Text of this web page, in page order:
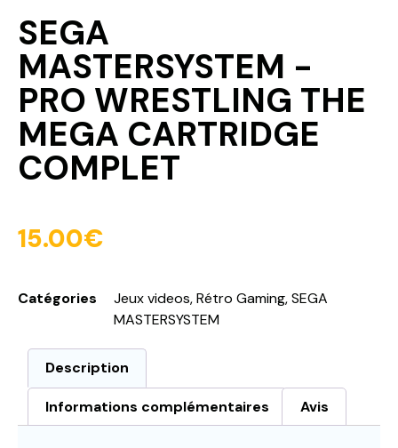
SEGA
MASTERSYSTEM -
PRO WRESTLING THE
MEGA CARTRIDGE
COMPLET
15.00€
Catégories Jeux videos,Rétro Gaming,SEGA
MASTERSYSTEM
Description
Informations complémentaires Avis